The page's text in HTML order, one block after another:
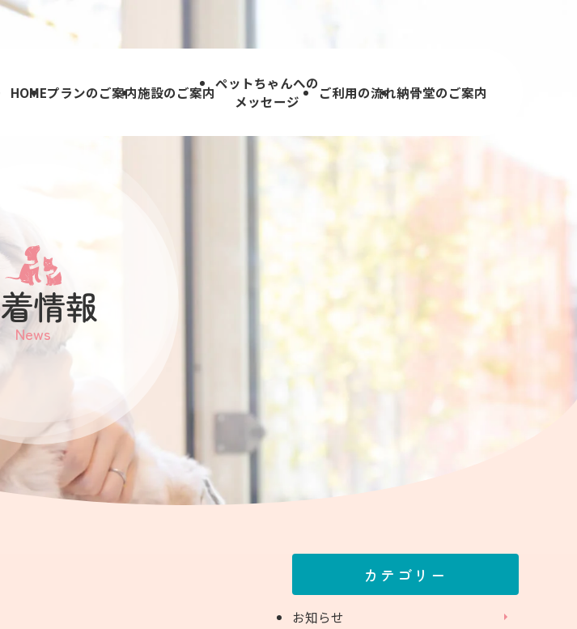
HOMEプランのご案内施設のご案内
ペットちゃんへの
メッセージ
ご利用の流れ納骨堂のご案内
新着情報
News
カテゴリー
お知らせ